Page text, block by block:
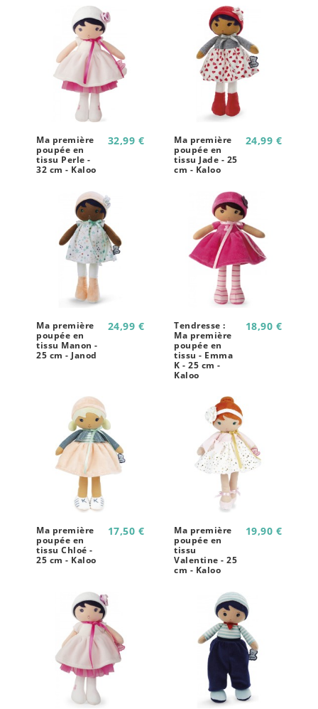
Ma première
poupée en
tissu Perle -
32 cm - Kaloo
32,99 €
Ma première
poupée en
tissu Jade - 25
cm - Kaloo
24,99 €
Ma première
poupée en
tissu Manon -
25 cm - Janod
24,99 €
Tendresse :
Ma première
poupée en
tissu - Emma
K - 25 cm -
Kaloo
18,90 €
Ma première
poupée en
tissu Chloé -
25 cm - Kaloo
17,50 €
Ma première
poupée en
tissu
Valentine - 25
cm - Kaloo
19,90 €